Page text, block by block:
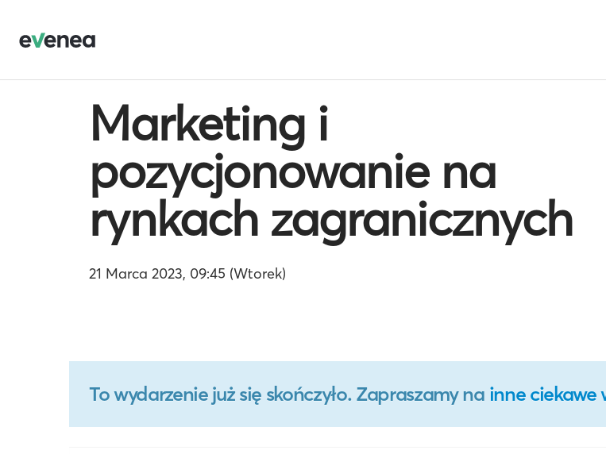
Marketing i
pozycjonowanie na
rynkach zagranicznych
21 Marca 2023, 09:45 (Wtorek)
To wydarzenie już się skończyło. Zapraszamy na inne ciekawe